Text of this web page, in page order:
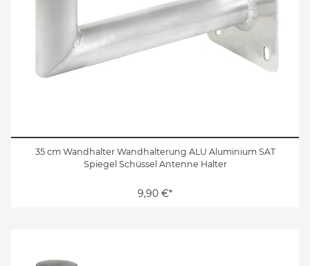
35 cm Wandhalter Wandhalterung ALU Aluminium SAT
Spiegel Schüssel Antenne Halter
9,90 €*